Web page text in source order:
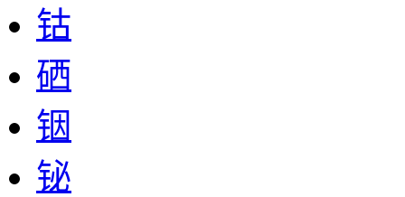
钴
硒
铟
铋